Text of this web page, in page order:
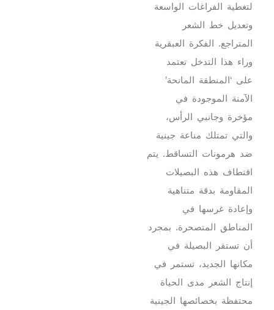
لتغطية الفراغات الواسعة
وتعديل خط الشعر
المتراجع. الفكرة العبقرية
وراء هذا التدخل تعتمد
على ‘المنطقة المانحة’
الآمنة الموجودة في
مؤخرة وجانبي الرأس،
والتي تمتلك مناعة جينية
ضد هرمونات التساقط. يتم
اقتطاف هذه البصيلات
المقاومة بدقة متناهية
وإعادة غرسها في
المناطق المتصحرة. بمجرد
أن تستقر البصيلة في
مكانها الجديد، تستمر في
إنتاج الشعر مدى الحياة
محتفظة بخصائصها الجينية